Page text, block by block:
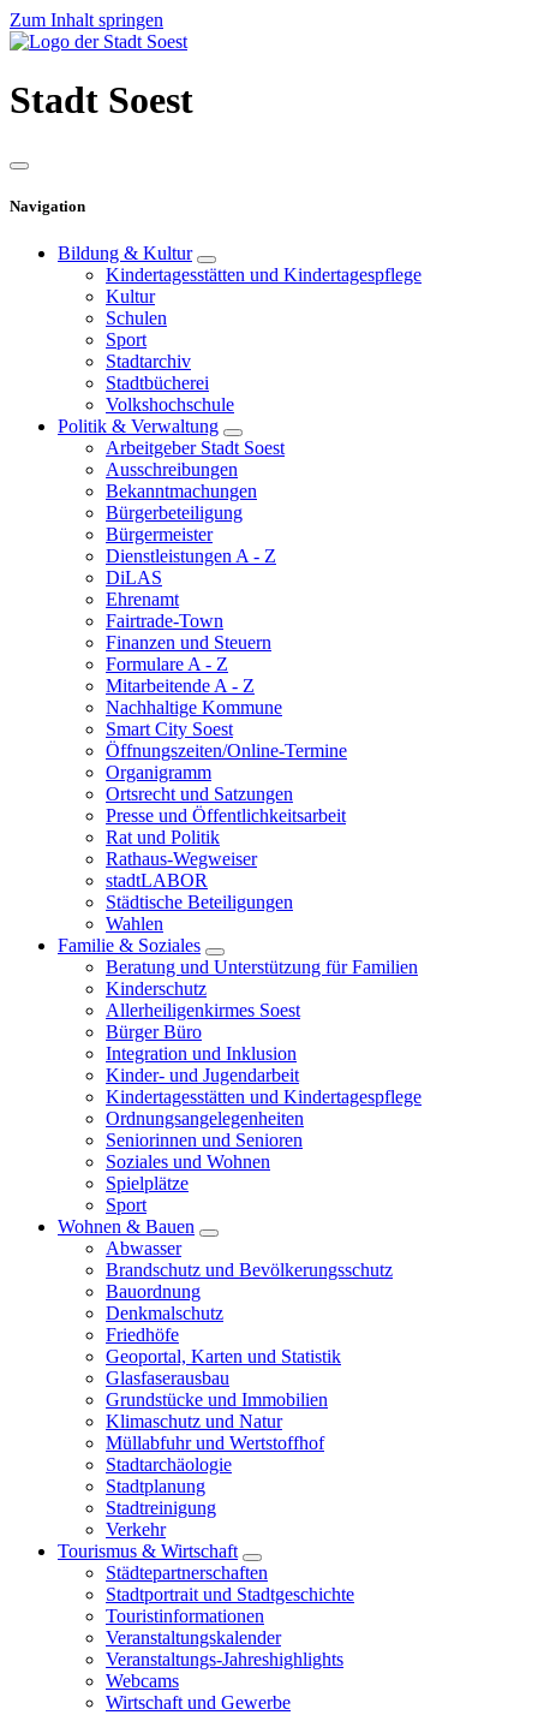
Zum Inhalt springen
Stadt Soest
Navigation
Bildung & Kultur
Kindertagesstätten und Kindertagespflege
Kultur
Schulen
Sport
Stadtarchiv
Stadtbücherei
Volkshochschule
Politik & Verwaltung
Arbeitgeber Stadt Soest
Ausschreibungen
Bekanntmachungen
Bürgerbeteiligung
Bürgermeister
Dienstleistungen A - Z
DiLAS
Ehrenamt
Fairtrade-Town
Finanzen und Steuern
Formulare A - Z
Mitarbeitende A - Z
Nachhaltige Kommune
Smart City Soest
Öffnungszeiten/Online-Termine
Organigramm
Ortsrecht und Satzungen
Presse und Öffentlichkeitsarbeit
Rat und Politik
Rathaus-Wegweiser
stadtLABOR
Städtische Beteiligungen
Wahlen
Familie & Soziales
Beratung und Unterstützung für Familien
Kinderschutz
Allerheiligenkirmes Soest
Bürger Büro
Integration und Inklusion
Kinder- und Jugendarbeit
Kindertagesstätten und Kindertagespflege
Ordnungsangelegenheiten
Seniorinnen und Senioren
Soziales und Wohnen
Spielplätze
Sport
Wohnen & Bauen
Abwasser
Brandschutz und Bevölkerungsschutz
Bauordnung
Denkmalschutz
Friedhöfe
Geoportal, Karten und Statistik
Glasfaserausbau
Grundstücke und Immobilien
Klimaschutz und Natur
Müllabfuhr und Wertstoffhof
Stadtarchäologie
Stadtplanung
Stadtreinigung
Verkehr
Tourismus & Wirtschaft
Städtepartnerschaften
Stadtportrait und Stadtgeschichte
Touristinformationen
Veranstaltungskalender
Veranstaltungs-Jahreshighlights
Webcams
Wirtschaft und Gewerbe